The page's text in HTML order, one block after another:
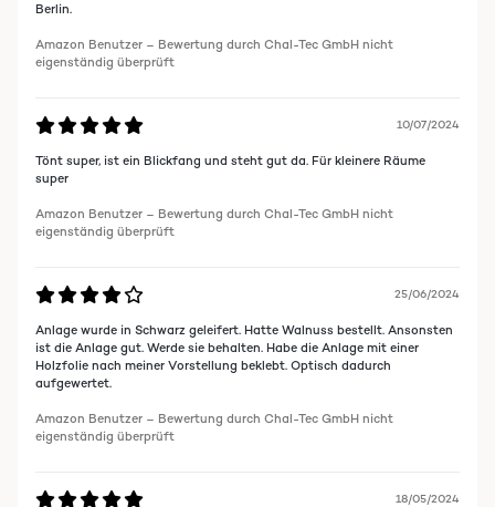
Berlin.
Amazon Benutzer – Bewertung durch Chal-Tec GmbH nicht
eigenständig überprüft
10/07/2024
Tönt super, ist ein Blickfang und steht gut da. Für kleinere Räume
super
Amazon Benutzer – Bewertung durch Chal-Tec GmbH nicht
eigenständig überprüft
25/06/2024
Anlage wurde in Schwarz geleifert. Hatte Walnuss bestellt. Ansonsten
ist die Anlage gut. Werde sie behalten. Habe die Anlage mit einer
Holzfolie nach meiner Vorstellung beklebt. Optisch dadurch
aufgewertet.
Amazon Benutzer – Bewertung durch Chal-Tec GmbH nicht
eigenständig überprüft
18/05/2024